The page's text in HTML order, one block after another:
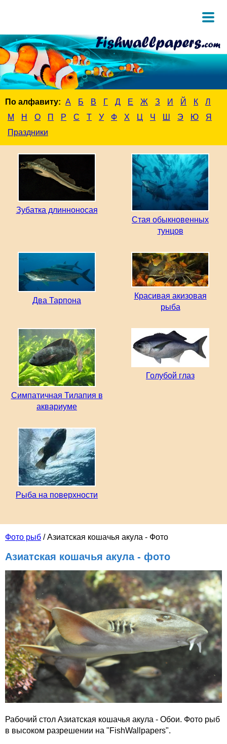
По алфавиту: А Б В Г Д Е Ж З И Й К
Л
М
Н О П Р С Т У Ф Х Ц Ч Ш Э Ю
Я
Праздники
Фото рыб / Азиатская кошачья акула - Фото
Азиатская кошачья акула - фото
Рабочий стол Азиатская кошачья акула - Обои. Фото рыб
в высоком разрешении на "FishWallpapers".
Зубатка длинноносая
Стая обыкновенных
тунцов
Два Тарпона
Красивая акизовая
рыба
Симпатичная Тилапия в
аквариуме
Голубой глаз
Рыба на поверхности